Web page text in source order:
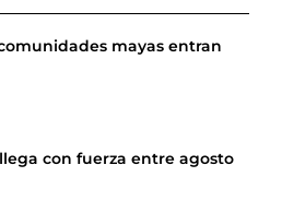
mayas entran
con fuerza entre agosto